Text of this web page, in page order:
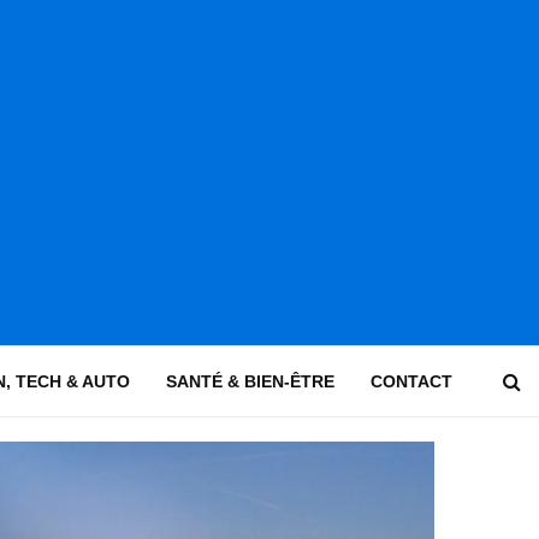
TECH & AUTO SANTÉ & BIEN-ÊTRE CONTACT